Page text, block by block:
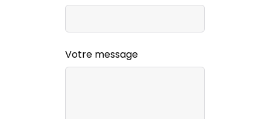
Votre message